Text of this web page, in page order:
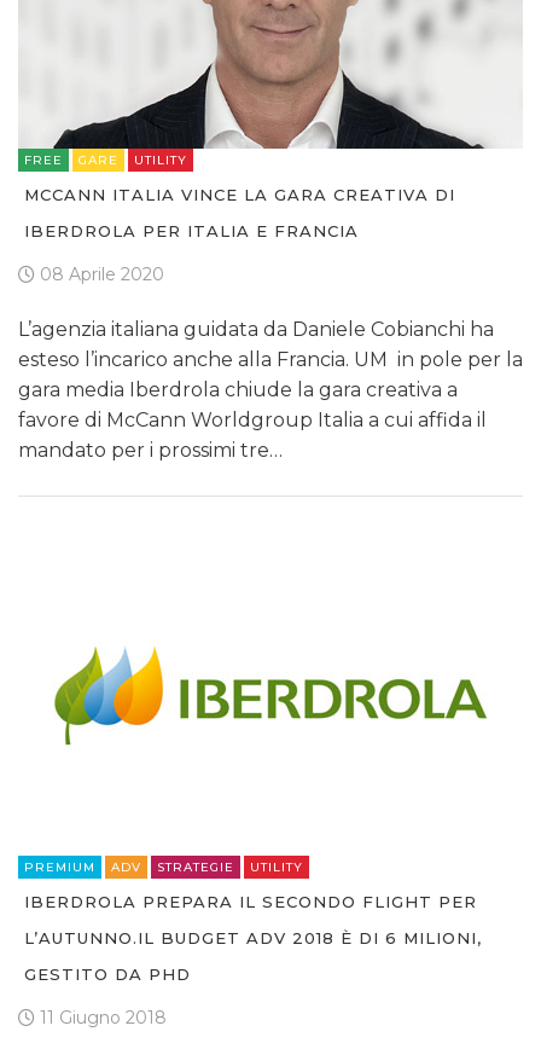
FREE GARE UTILITY
MCCANN ITALIA VINCE LA GARA CREATIVA DI
IBERDROLA PER ITALIA E FRANCIA
08 Aprile 2020
L’agenzia italiana guidata da Daniele Cobianchi ha
esteso l’incarico anche alla Francia. UM in pole per la
gara media Iberdrola chiude la gara creativa a
favore di McCann Worldgroup Italia a cui affida il
mandato per i prossimi tre…
PREMIUM ADV STRATEGIE UTILITY
IBERDROLA PREPARA IL SECONDO FLIGHT PER
L’AUTUNNO.IL BUDGET ADV 2018 È DI 6 MILIONI,
GESTITO DA PHD
11 Giugno 2018